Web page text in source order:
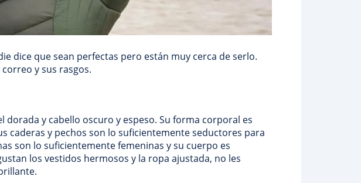
dice que sean perfectas pero están muy cerca de serlo.
y sus rasgos.
dorada y cabello oscuro y espeso. Su forma corporal es
caderas y pechos son lo suficientemente seductores para
son lo suficientemente femeninas y su cuerpo es
los vestidos hermosos y la ropa ajustada, no les